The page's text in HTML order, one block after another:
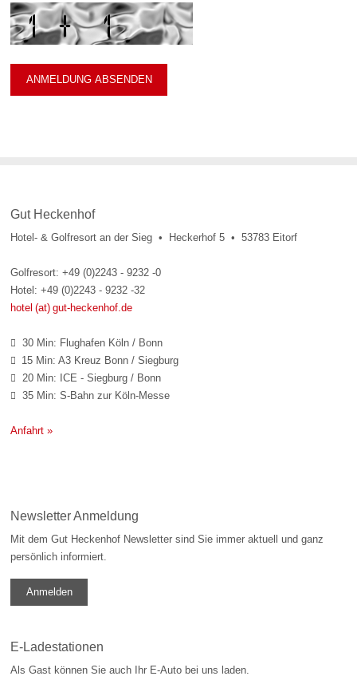
Gut Heckenhof
Hotel- & Golfresort an der Sieg • Heckerhof 5 • 53783 Eitorf
Golfresort: +49 (0)2243 - 9232 -0
Hotel: +49 (0)2243 - 9232 -32
hotel (at) gut-heckenhof.de
 30 Min: Flughafen Köln / Bonn
 15 Min: A3 Kreuz Bonn / Siegburg
 20 Min: ICE - Siegburg / Bonn
 35 Min: S-Bahn zur Köln-Messe
Anfahrt »
Newsletter Anmeldung
Mit dem Gut Heckenhof Newsletter sind Sie immer aktuell und ganz
persönlich informiert.
Anmelden
E-Ladestationen
Als Gast können Sie auch Ihr E-Auto bei uns laden.